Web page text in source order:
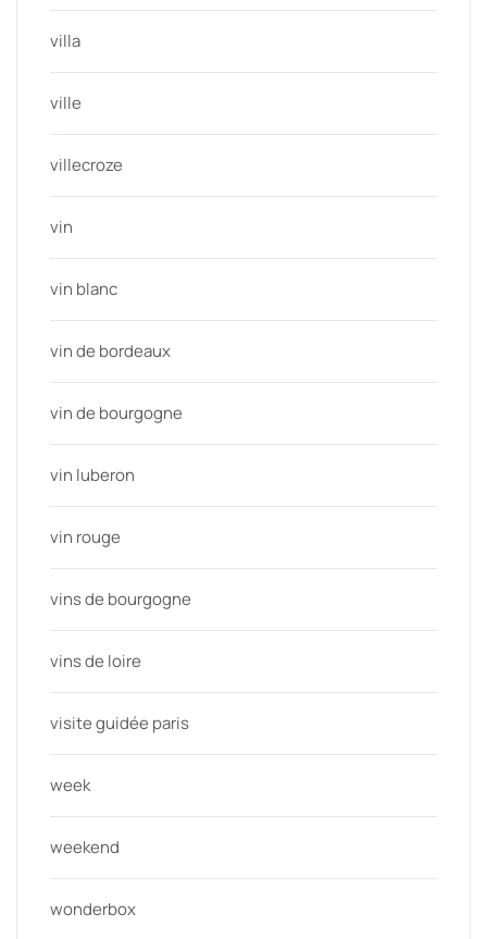
villa
ville
villecroze
vin
vin blanc
vin de bordeaux
vin de bourgogne
vin luberon
vin rouge
vins de bourgogne
vins de loire
visite guidée paris
week
weekend
wonderbox